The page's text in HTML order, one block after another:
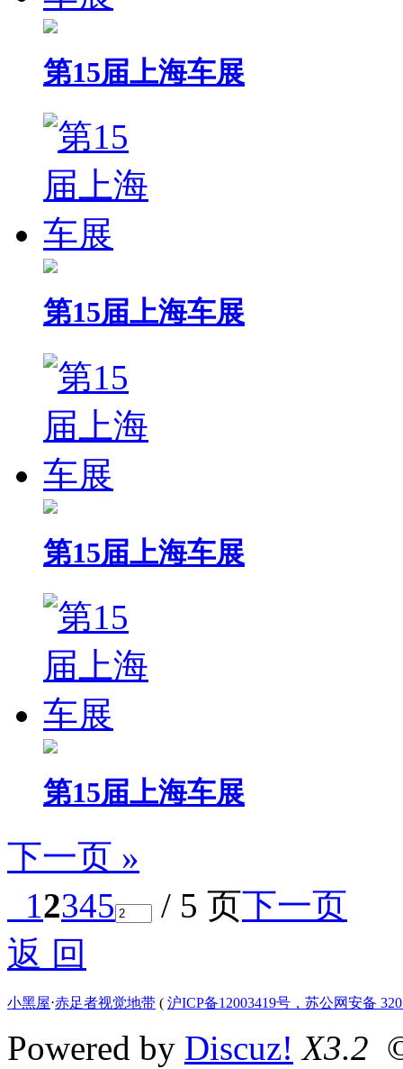
第15届上海车展
第15届上海车展
第15届上海车展
第15届上海车展
下一页 »
12345 / 5 页下一页
返 回
小黑屋⋅赤足者视觉地带 ( 沪ICP备12003419号，苏公网安备
Powered by Discuz! X3.2